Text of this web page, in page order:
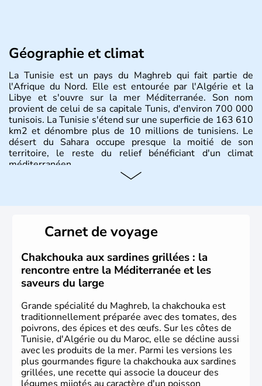
Géographie et climat
La Tunisie est un pays du Maghreb qui fait partie de
l'Afrique du Nord. Elle est entourée par l'Algérie et la
Libye et s'ouvre sur la mer Méditerranée. Son nom
provient de celui de sa capitale Tunis, d'environ 700 000
tunisois. La Tunisie s'étend sur une superficie de 163 610
km2 et dénombre plus de 10 millions de tunisiens. Le
désert du Sahara occupe presque la moitié de son
territoire, le reste du relief bénéficiant d'un climat
méditerranéen.
VIIe siècle où, à la suite de nombreuses guerres, elle
s'arabise et s'islamise. A partir du XVIIIe siècle, elle
s'ouvre à l'Europe et passe rapidement sous le contrôle
de la France. Après de longues négociations, la France
reconnaît l'indépendance de la Tunisie le 20 mars 1956, à
l'exception de la base de Bizerte qui lui sera rendue en
1963.
Carnet de voyage
Chakchouka aux sardines grillées : la
rencontre entre la Méditerranée et les
saveurs du large
Grande spécialité du Maghreb, la chakchouka est
traditionnellement préparée avec des tomates, des
poivrons, des épices et des œufs. Sur les côtes de
Tunisie, d'Algérie ou du Maroc, elle se décline aussi
avec les produits de la mer. Parmi les versions les
plus gourmandes figure la chakchouka aux sardines
grillées, une recette qui associe la douceur des